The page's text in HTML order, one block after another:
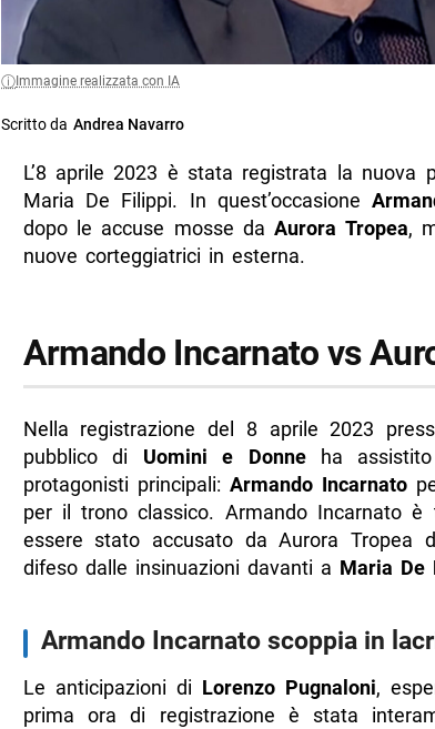
Immagine realizzata con IA
Scritto da Andrea Navarro
L’8 aprile 2023 è stata registrata la nuova
Maria De Filippi. In quest’occasione
dopo le accuse mosse daAurora Tropea,
nuove corteggiatrici in esterna.
Armando Incarnato vs
Nella registrazione del 8 aprile 2023
pubblico di Uomini e Donneha assistito
protagonisti principali: Armando Incarnato
per il trono classico. Armando Incarnato è
essere stato accusato da Aurora Tropea
difeso dalle insinuazioni davanti a Maria De
Armando Incarnato scoppia in
Le anticipazioni di Lorenzo Pugnaloni,
prima ora di registrazione è stata